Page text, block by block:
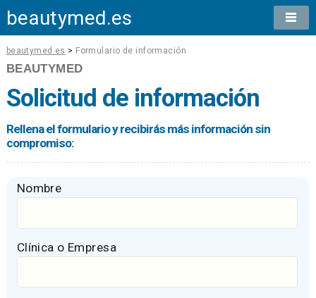
beautymed.es
beautymed.es > Formulario de información
BEAUTYMED
Solicitud de información
Rellena el formulario y recibirás más información sin
compromiso:
Nombre
Clínica o Empresa